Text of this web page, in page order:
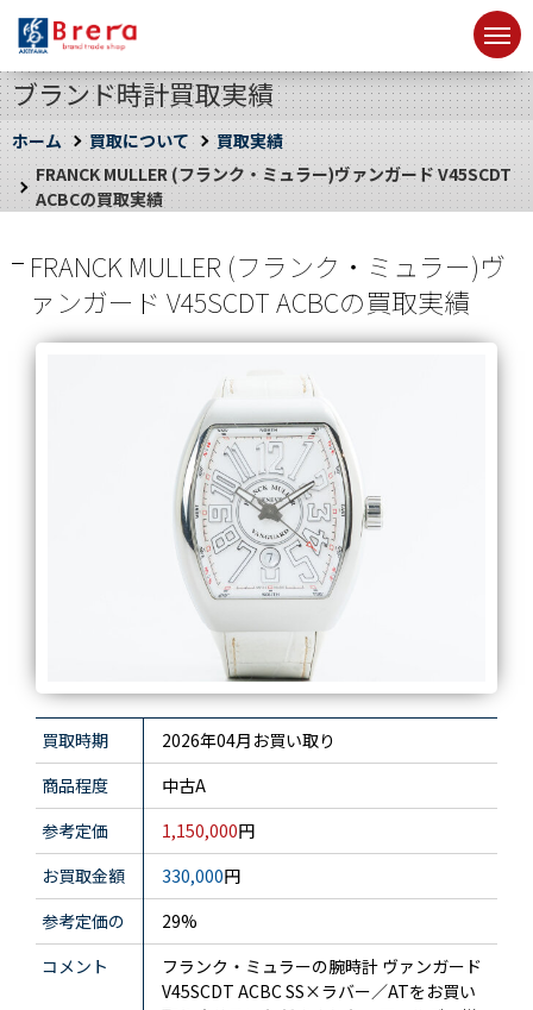
ブランド時計買取実績
ホーム 買取について
買取実績
FRANCK MULLER (フランク・ミュラー)ヴァンガード V45SCDT
ACBCの買取実績
FRANCK MULLER (フランク・ミュラー)ヴ
ァンガード V45SCDT ACBCの買取実績
買取時期
2026年04月お買い取り
商品程度
中古A
参考定価
1,150,000円
お買取金額
330,000円
参考定価の
29%
コメント
フランク・ミュラーの腕時計 ヴァンガード
V45SCDT ACBC SS×ラバー／ATをお買い